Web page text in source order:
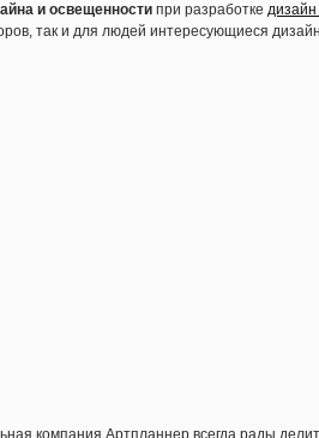
и освещенности при разработке
так и для людей интересующиеся
компания Артпланнер всегда рады